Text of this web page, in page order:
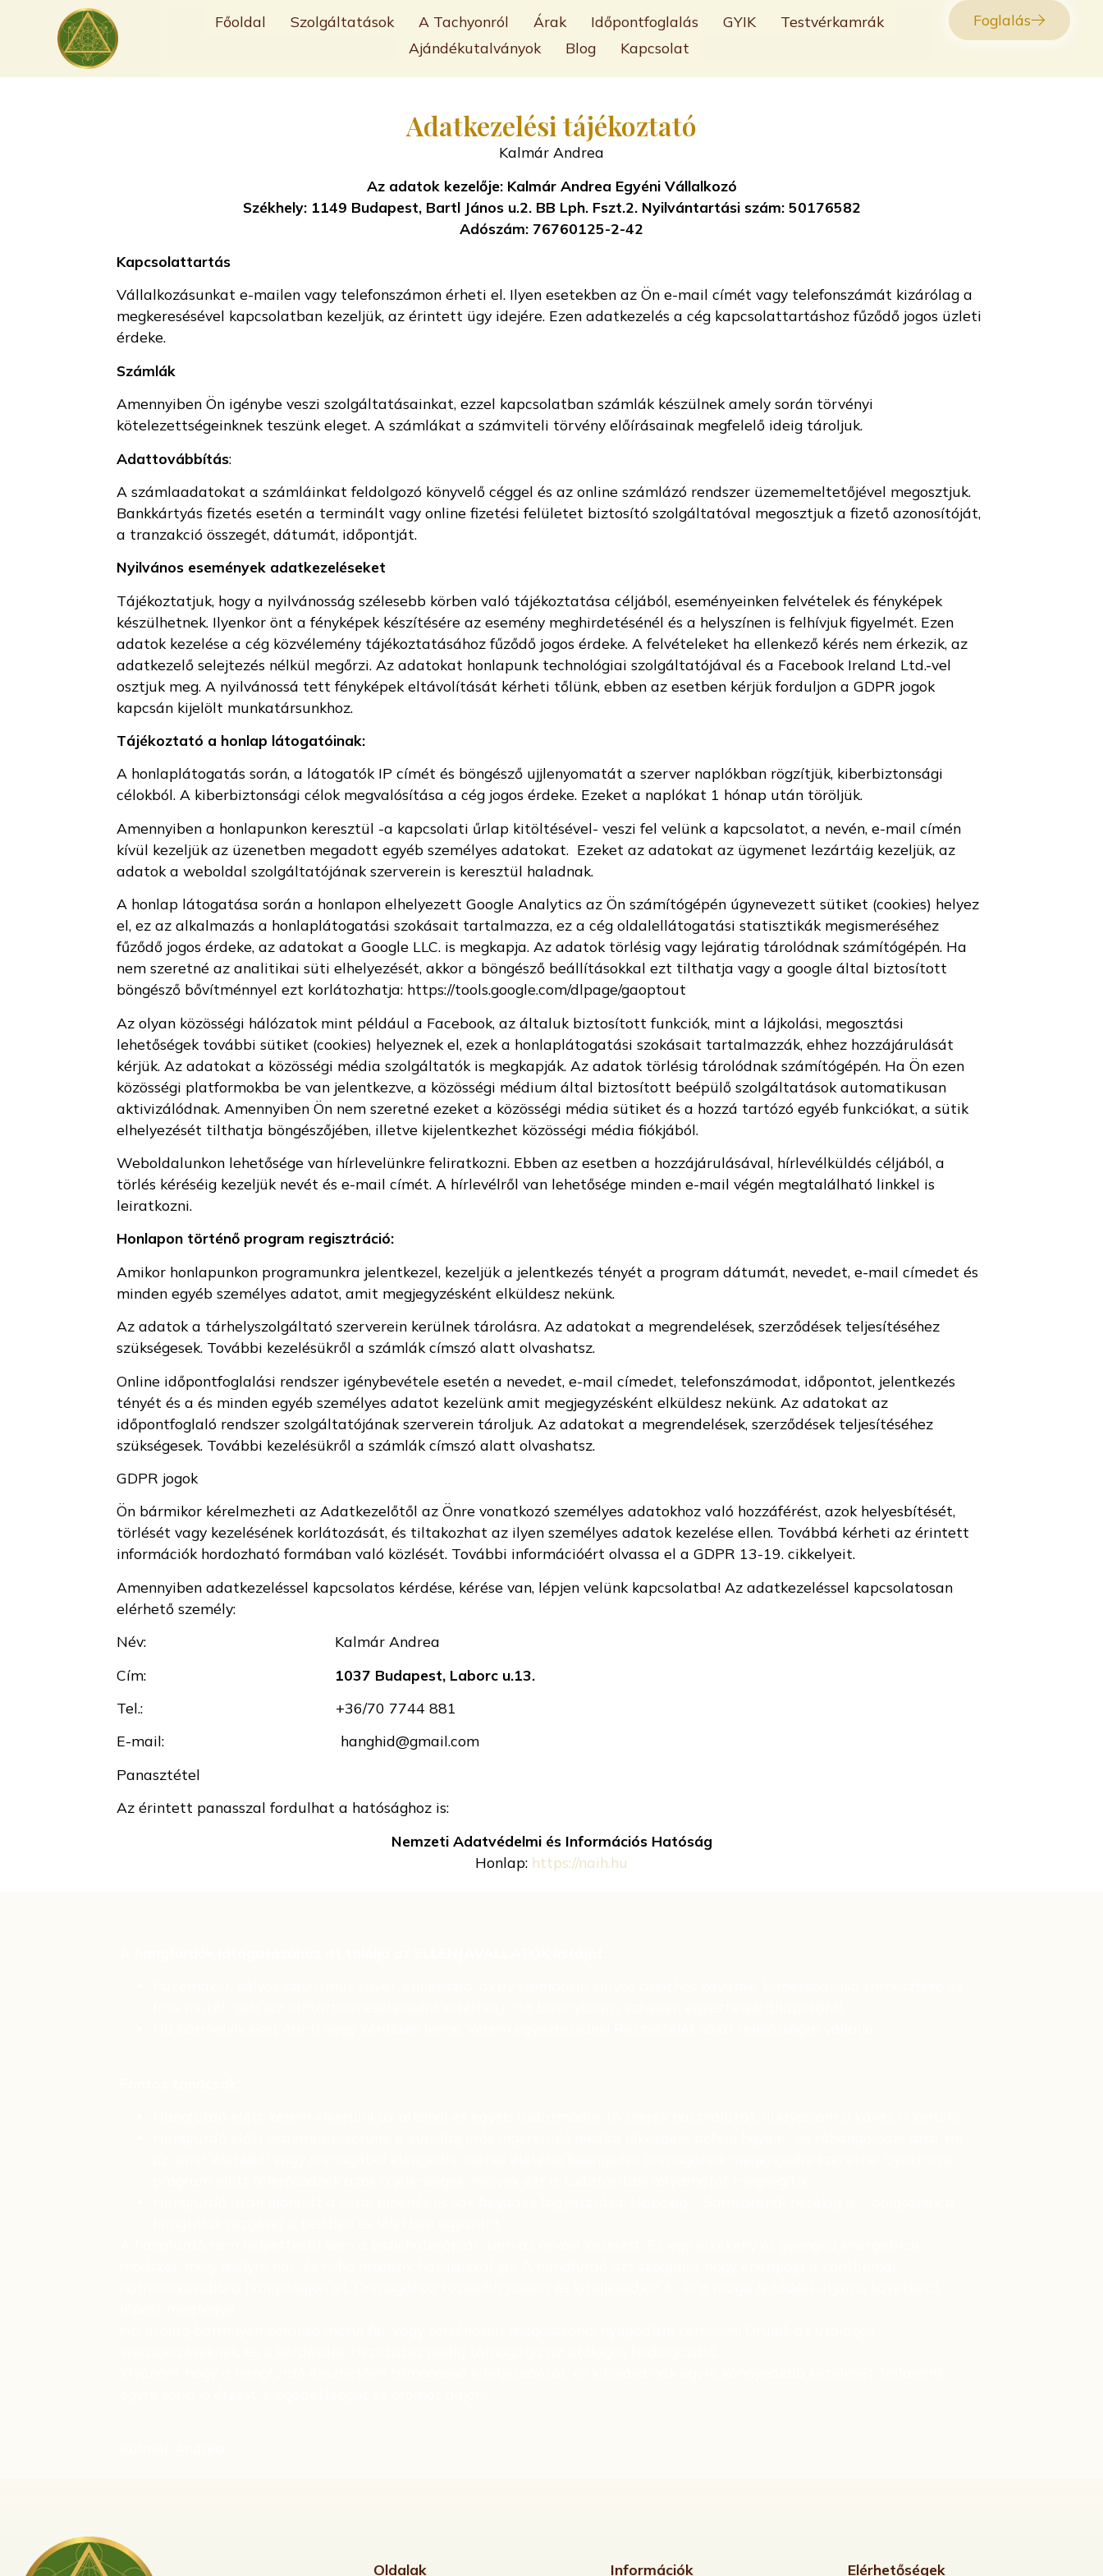
Főoldal Szolgáltatások A Tachyonról Árak Időpontfoglalás GYIK
Testvérkamrák
Ajándékutalványok
Blog Kapcsolat
Foglalás
Adatkezelési tájékoztató
Kalmár Andrea
Az adatok kezelője: Kalmár Andrea Egyéni Vállalkozó
Székhely: 1149 Budapest, Bartl János u.2. BB Lph. Fszt.2. Nyilvántartási szám: 50176582
Adószám: 76760125-2-42
Kapcsolattartás
Vállalkozásunkat e-mailen vagy telefonszámon érheti el. Ilyen esetekben az Ön e-mail címét vagy telefonszámát kizárólag a
megkeresésével kapcsolatban kezeljük, az érintett ügy idejére. Ezen adatkezelés a cég kapcsolattartáshoz fűződő jogos üzleti
érdeke.
Számlák
Amennyiben Ön igénybe veszi szolgáltatásainkat, ezzel kapcsolatban számlák készülnek amely során törvényi
kötelezettségeinknek teszünk eleget. A számlákat a számviteli törvény előírásainak megfelelő ideig tároljuk.
Adattovábbítás:
A számlaadatokat a számláinkat feldolgozó könyvelő céggel és az online számlázó rendszer üzememeltetőjével megosztjuk.
Bankkártyás fizetés esetén a terminált vagy online fizetési felületet biztosító szolgáltatóval megosztjuk a fizető azonosítóját,
a tranzakció összegét, dátumát, időpontját.
Nyilvános események adatkezeléseket
Tájékoztatjuk, hogy a nyilvánosság szélesebb körben való tájékoztatása céljából, eseményeinken felvételek és fényképek
készülhetnek. Ilyenkor önt a fényképek készítésére az esemény meghirdetésénél és a helyszínen is felhívjuk figyelmét. Ezen
adatok kezelése a cég közvélemény tájékoztatásához fűződő jogos érdeke. A felvételeket ha ellenkező kérés nem érkezik, az
adatkezelő selejtezés nélkül megőrzi. Az adatokat honlapunk technológiai szolgáltatójával és a Facebook Ireland Ltd.-vel
osztjuk meg. A nyilvánossá tett fényképek eltávolítását kérheti tőlünk, ebben az esetben kérjük forduljon a GDPR jogok
kapcsán kijelölt munkatársunkhoz.
Tájékoztató a honlap látogatóinak:
A honlaplátogatás során, a látogatók IP címét és böngésző ujjlenyomatát a szerver naplókban rögzítjük, kiberbiztonsági
célokból. A kiberbiztonsági célok megvalósítása a cég jogos érdeke. Ezeket a naplókat 1 hónap után töröljük.
Amennyiben a honlapunkon keresztül -a kapcsolati űrlap kitöltésével- veszi fel velünk a kapcsolatot, a nevén, e-mail címén
kívül kezeljük az üzenetben megadott egyéb személyes adatokat. Ezeket az adatokat az ügymenet lezártáig kezeljük, az
adatok a weboldal szolgáltatójának szerverein is keresztül haladnak.
A honlap látogatása során a honlapon elhelyezett Google Analytics az Ön számítógépén úgynevezett sütiket (cookies) helyez
el, ez az alkalmazás a honlaplátogatási szokásait tartalmazza, ez a cég oldalellátogatási statisztikák megismeréséhez
fűződő jogos érdeke, az adatokat a Google LLC. is megkapja. Az adatok törlésig vagy lejáratig tárolódnak számítógépén. Ha
nem szeretné az analitikai süti elhelyezését, akkor a böngésző beállításokkal ezt tilthatja vagy a google által biztosított
böngésző bővítménnyel ezt korlátozhatja: https://tools.google.com/dlpage/gaoptout
Az olyan közösségi hálózatok mint például a Facebook, az általuk biztosított funkciók, mint a lájkolási, megosztási
lehetőségek további sütiket (cookies) helyeznek el, ezek a honlaplátogatási szokásait tartalmazzák, ehhez hozzájárulását
kérjük. Az adatokat a közösségi média szolgáltatók is megkapják. Az adatok törlésig tárolódnak számítógépén. Ha Ön ezen
közösségi platformokba be van jelentkezve, a közösségi médium által biztosított beépülő szolgáltatások automatikusan
aktivizálódnak. Amennyiben Ön nem szeretné ezeket a közösségi média sütiket és a hozzá tartózó egyéb funkciókat, a sütik
elhelyezését tilthatja böngészőjében, illetve kijelentkezhet közösségi média fiókjából.
Weboldalunkon lehetősége van hírlevelünkre feliratkozni. Ebben az esetben a hozzájárulásával, hírlevélküldés céljából, a
törlés kéréséig kezeljük nevét és e-mail címét. A hírlevélről van lehetősége minden e-mail végén megtalálható linkkel is
leiratkozni.
Honlapon történő program regisztráció:
Amikor honlapunkon programunkra jelentkezel, kezeljük a jelentkezés tényét a program dátumát, nevedet, e-mail címedet és
minden egyéb személyes adatot, amit megjegyzésként elküldesz nekünk.
Az adatok a tárhelyszolgáltató szerverein kerülnek tárolásra. Az adatokat a megrendelések, szerződések teljesítéséhez
szükségesek. További kezelésükről a számlák címszó alatt olvashatsz.
Online időpontfoglalási rendszer igénybevétele esetén a nevedet, e-mail címedet, telefonszámodat, időpontot, jelentkezés
tényét és a és minden egyéb személyes adatot kezelünk amit megjegyzésként elküldesz nekünk. Az adatokat az
időpontfoglaló rendszer szolgáltatójának szerverein tároljuk. Az adatokat a megrendelések, szerződések teljesítéséhez
szükségesek. További kezelésükről a számlák címszó alatt olvashatsz.
GDPR jogok
Ön bármikor kérelmezheti az Adatkezelőtől az Önre vonatkozó személyes adatokhoz való hozzáférést, azok helyesbítését,
törlését vagy kezelésének korlátozását, és tiltakozhat az ilyen személyes adatok kezelése ellen. Továbbá kérheti az érintett
információk hordozható formában való közlését. További információért olvassa el a GDPR 13-19. cikkelyeit.
Amennyiben adatkezeléssel kapcsolatos kérdése, kérése van, lépjen velünk kapcsolatba! Az adatkezeléssel kapcsolatosan
elérhető személy:
Név: Kalmár Andrea
Cím: 1037 Budapest, Laborc u.13.
Tel.: +36/70 7744 881
E-mail: hanghid@gmail.com
Panasztétel
Az érintett panasszal fordulhat a hatósághoz is:
Nemzeti Adatvédelmi és Információs Hatóság
Honlap: https://naih.hu
Oldalak Információk Elérhetőségek